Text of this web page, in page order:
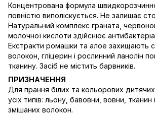
Концентрована формула
повністю виполіскується. Не залишає
Натуральний комплекс граната,
молочної кислоти здійснює
Екстракти ромашки та алое захищають
волокон, гліцерин і рослинний ланолін
тканину. Засіб не містить барвників.
ПРИЗНАЧЕННЯ
Для прання білих та кольорових
усіх типів: льону, бавовни, вовни, тканин
змішаних волокон.